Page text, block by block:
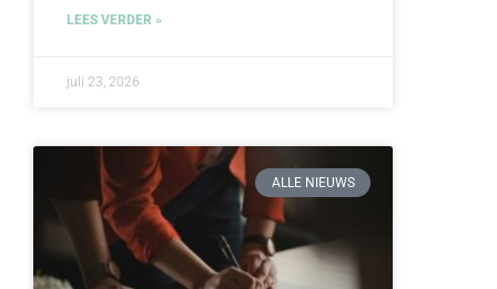
LEES VERDER »
juli 23, 2026
ALLE NIEUWS